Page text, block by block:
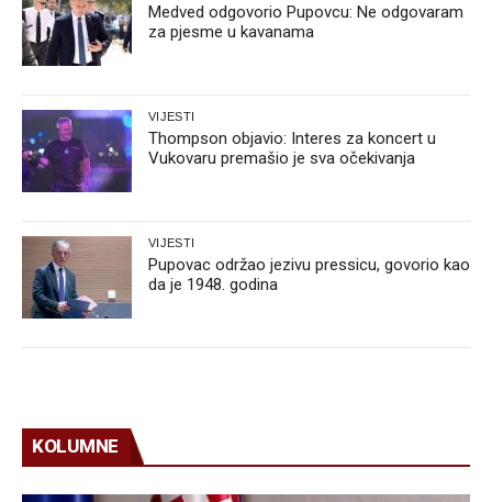
Medved odgovorio Pupovcu: Ne odgovaram
za pjesme u kavanama
VIJESTI
Thompson objavio: Interes za koncert u
Vukovaru premašio je sva očekivanja
VIJESTI
Pupovac održao jezivu pressicu, govorio kao
da je 1948. godina
KOLUMNE